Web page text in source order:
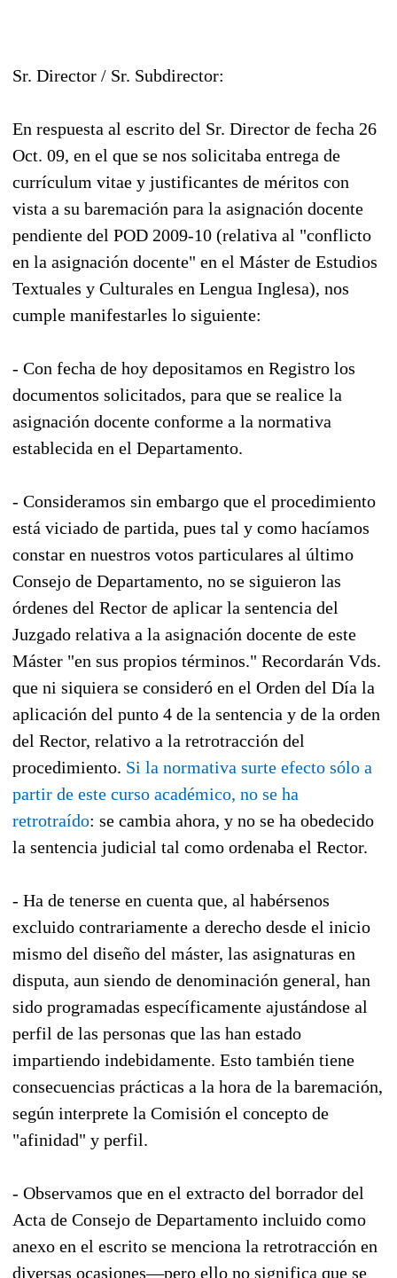
Sr. Director / Sr. Subdirector:
En respuesta al escrito del Sr. Director de fecha 26
Oct. 09, en el que se nos solicitaba entrega de
currículum vitae y justificantes de méritos con
vista a su baremación para la asignación docente
pendiente del POD 2009-10 (relativa al "conflicto
en la asignación docente" en el Máster de Estudios
Textuales y Culturales en Lengua Inglesa), nos
cumple manifestarles lo siguiente:
- Con fecha de hoy depositamos en Registro los
documentos solicitados, para que se realice la
asignación docente conforme a la normativa
establecida en el Departamento.
- Consideramos sin embargo que el procedimiento
está viciado de partida, pues tal y como hacíamos
constar en nuestros votos particulares al último
Consejo de Departamento, no se siguieron las
órdenes del Rector de aplicar la sentencia del
Juzgado relativa a la asignación docente de este
Máster "en sus propios términos." Recordarán Vds.
que ni siquiera se consideró en el Orden del Día la
aplicación del punto 4 de la sentencia y de la orden
del Rector, relativo a la retrotracción del
procedimiento. Si la normativa surte efecto sólo a
partir de este curso académico, no se ha
retrotraído: se cambia ahora, y no se ha obedecido
la sentencia judicial tal como ordenaba el Rector.
- Ha de tenerse en cuenta que, al habérsenos
excluido contrariamente a derecho desde el inicio
mismo del diseño del máster, las asignaturas en
disputa, aun siendo de denominación general, han
sido programadas específicamente ajustándose al
perfil de las personas que las han estado
impartiendo indebidamente. Esto también tiene
consecuencias prácticas a la hora de la baremación,
según interprete la Comisión el concepto de
"afinidad" y perfil.
- Observamos que en el extracto del borrador del
Acta de Consejo de Departamento incluido como
anexo en el escrito se menciona la retrotracción en
diversas ocasiones—pero ello no significa que se